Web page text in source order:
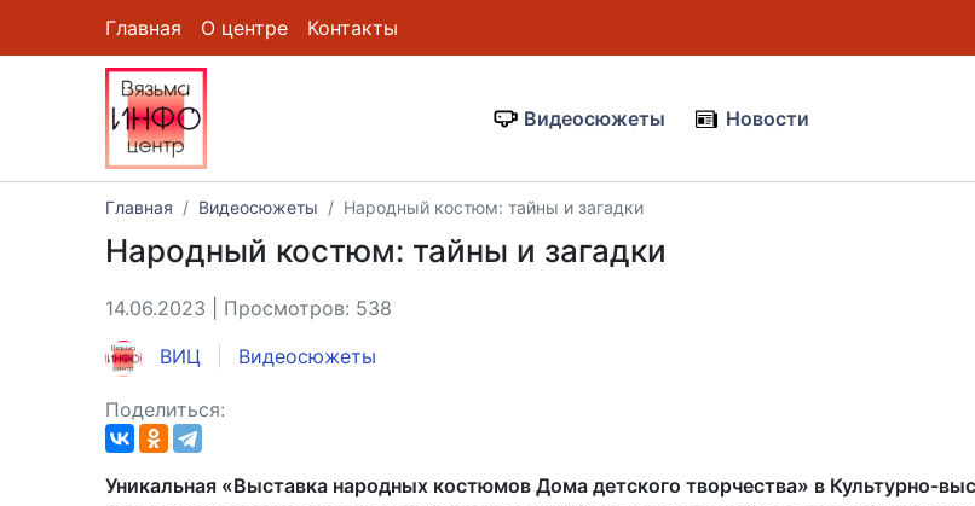
Главная О центре Контакты
Видеосюжеты Новости
Главная Видеосюжеты Народный костюм: тайны и загадки
Народный костюм: тайны и загадки
14.06.2023 | Просмотров: 538
ВИЦ Видеосюжеты
Поделиться:
Уникальная «Выставка народных костюмов Дома детского творчества» в Культурно-